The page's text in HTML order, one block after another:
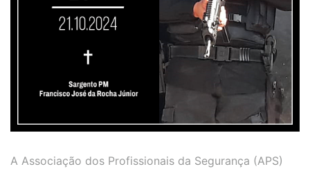
A Associação dos Profissionais da Segurança (APS)